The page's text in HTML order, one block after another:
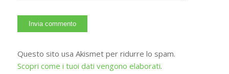
Questo sito usa Akismet per ridurre lo spam.
Scopri come i tuoi dati vengono elaborati.